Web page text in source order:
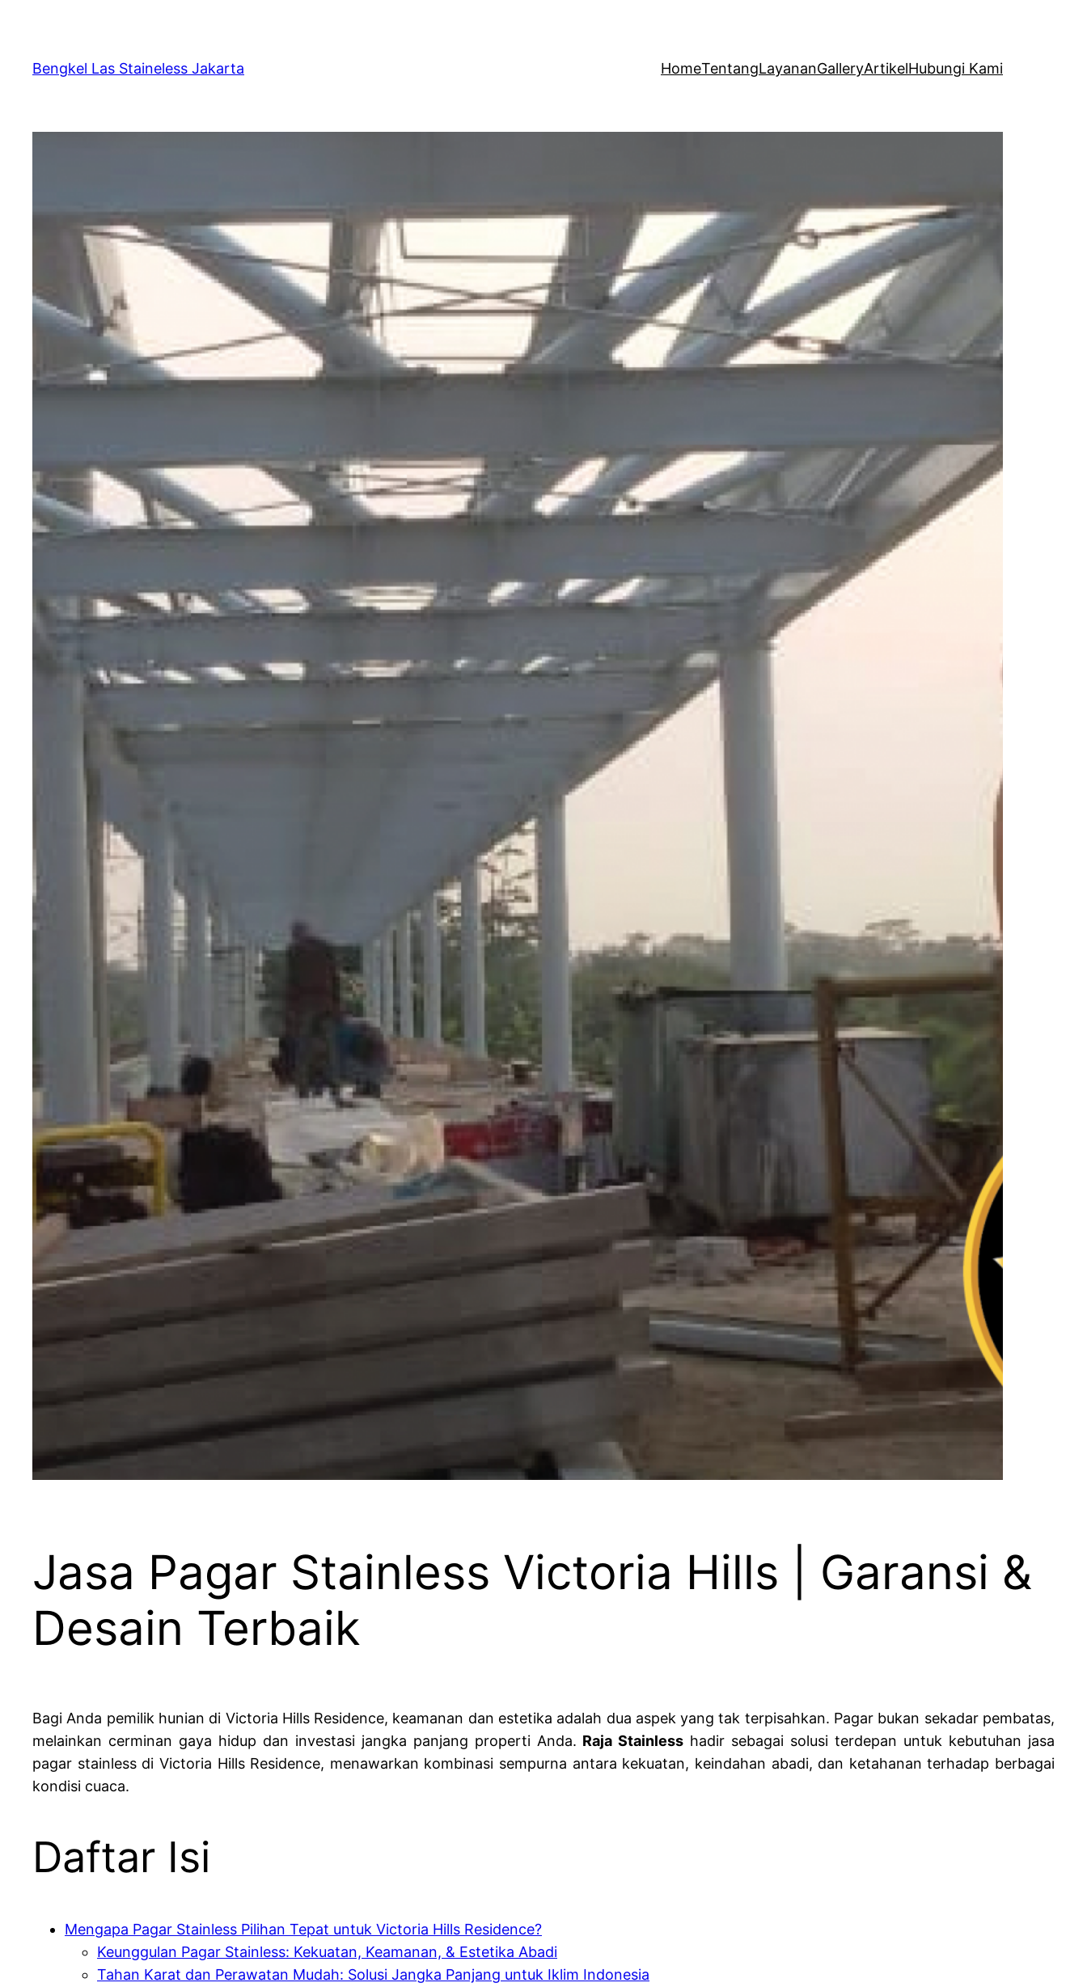
Bengkel Las Staineless Jakarta HomeTentangLayananGalleryArtikelHubungi Kami
Jasa Pagar Stainless Victoria Hills | Garansi &
Desain Terbaik
Bagi Anda pemilik hunian di Victoria Hills Residence, keamanan dan estetika adalah dua aspek yang tak terpisahkan. Pagar bukan sekadar pembatas,
melainkan cerminan gaya hidup dan investasi jangka panjang properti Anda. Raja Stainless hadir sebagai solusi terdepan untuk kebutuhan jasa
pagar stainless di Victoria Hills Residence, menawarkan kombinasi sempurna antara kekuatan, keindahan abadi, dan ketahanan terhadap berbagai
kondisi cuaca.
Daftar Isi
Mengapa Pagar Stainless Pilihan Tepat untuk Victoria Hills Residence?
Keunggulan Pagar Stainless: Kekuatan, Keamanan, & Estetika Abadi
Tahan Karat dan Perawatan Mudah: Solusi Jangka Panjang untuk Iklim Indonesia